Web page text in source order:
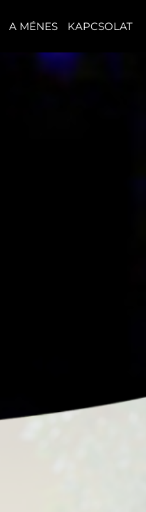
A MÉNES KAPCSOLAT